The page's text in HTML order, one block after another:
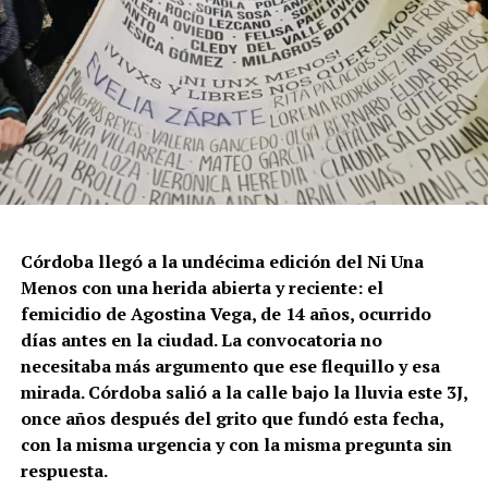
Córdoba llegó a la undécima edición del Ni Una
Menos con una herida abierta y reciente: el
femicidio de Agostina Vega, de 14 años, ocurrido
días antes en la ciudad. La convocatoria no
necesitaba más argumento que ese flequillo y esa
mirada. Córdoba salió a la calle bajo la lluvia este 3J,
once años después del grito que fundó esta fecha,
con la misma urgencia y con la misma pregunta sin
respuesta.